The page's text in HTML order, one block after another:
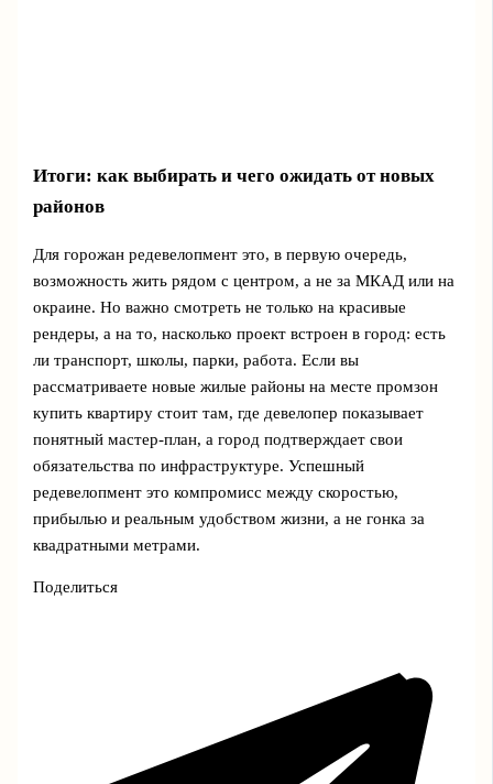
Итоги: как выбирать и чего ожидать от новых
районов
Для горожан редевелопмент это, в первую очередь,
возможность жить рядом с центром, а не за МКАД или на
окраине. Но важно смотреть не только на красивые
рендеры, а на то, насколько проект встроен в город: есть
ли транспорт, школы, парки, работа. Если вы
рассматриваете новые жилые районы на месте промзон
купить квартиру стоит там, где девелопер показывает
понятный мастер‑план, а город подтверждает свои
обязательства по инфраструктуре. Успешный
редевелопмент это компромисс между скоростью,
прибылью и реальным удобством жизни, а не гонка за
квадратными метрами.
Поделиться